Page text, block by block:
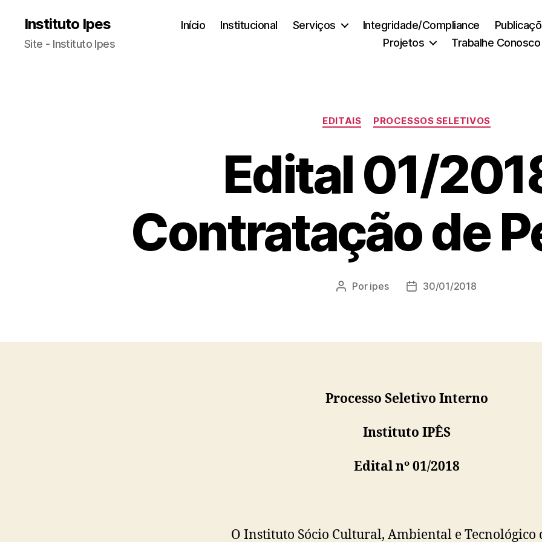
Instituto Ipes
Site - Instituto Ipes
Início Institucional Serviços Integridade/Compliance
Projetos
Trabalhe Conosco
Categorias
EDITAIS PROCESSOS SELETIVOS
Edital 01/
Contratação de
Autor
Por ipes
Data30/01/2018
Processo Seletivo Interno
Instituto IPÊS
Edital nº 01/2018
O Instituto Sócio Cultural, Ambiental e Tecnológico